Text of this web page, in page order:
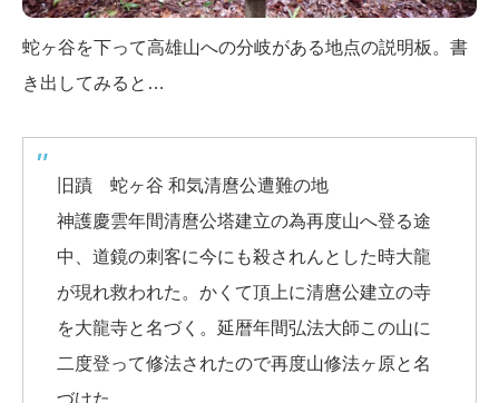
蛇ヶ谷を下って高雄山への分岐がある地点の説明板。書
き出してみると…
旧蹟 蛇ヶ谷 和気清麿公遭難の地
神護慶雲年間清麿公塔建立の為再度山へ登る途
中、道鏡の刺客に今にも殺されんとした時大龍
が現れ救われた。かくて頂上に清麿公建立の寺
を大龍寺と名づく。延暦年間弘法大師この山に
二度登って修法されたので再度山修法ヶ原と名
づけた。